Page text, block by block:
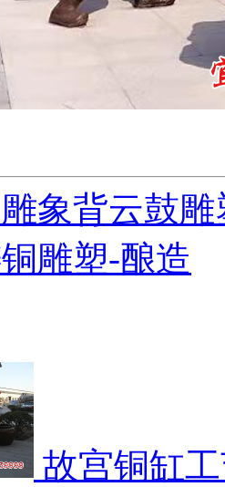
象背云鼓雕
雕塑-酿造
故宫铜缸